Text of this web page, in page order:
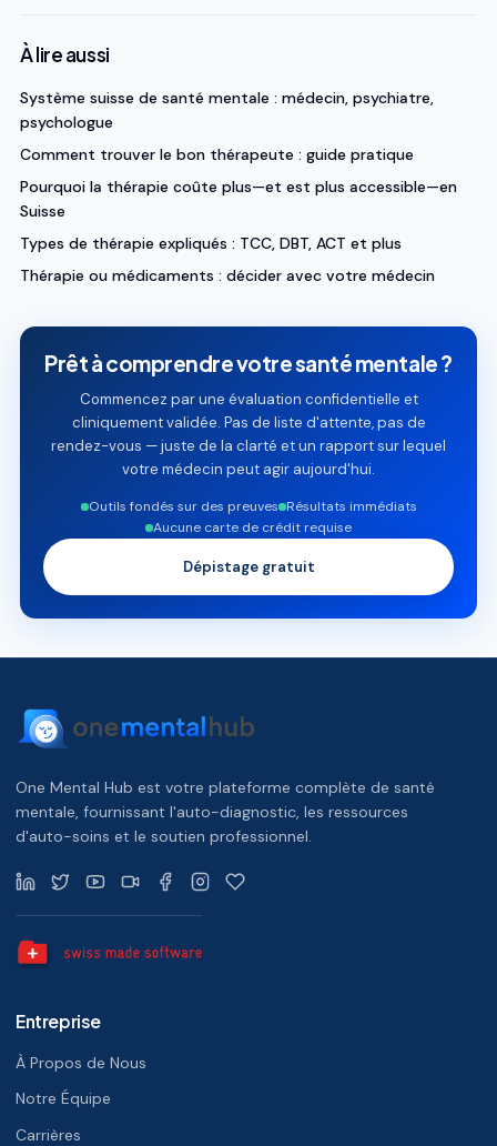
À lire aussi
Système suisse de santé mentale : médecin, psychiatre,
psychologue
Comment trouver le bon thérapeute : guide pratique
Pourquoi la thérapie coûte plus—et est plus accessible—en
Suisse
Types de thérapie expliqués : TCC, DBT, ACT et plus
Thérapie ou médicaments : décider avec votre médecin
Prêt à comprendre votre santé mentale ?
Commencez par une évaluation confidentielle et
cliniquement validée. Pas de liste d'attente, pas de
rendez-vous — juste de la clarté et un rapport sur lequel
votre médecin peut agir aujourd'hui.
Outils fondés sur des preuves Résultats immédiats
Aucune carte de crédit requise
Dépistage gratuit
One Mental Hub est votre plateforme complète de santé
mentale, fournissant l'auto-diagnostic, les ressources
d'auto-soins et le soutien professionnel.
Entreprise
À Propos de Nous
Notre Équipe
Carrières